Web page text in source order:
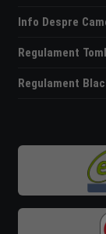
Info Despre
Regulament
Regulament